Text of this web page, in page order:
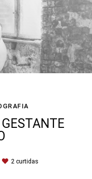
2 curtidas